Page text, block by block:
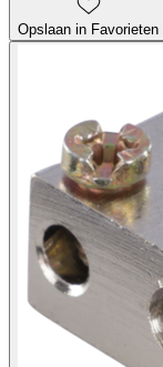
Opslaan in Favorieten